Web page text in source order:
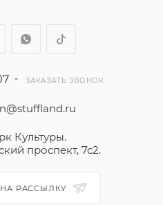
ЗАКАЗАТЬ ЗВОНОК
Культуры.
проспект, 7с2.
РАССЫЛКУ